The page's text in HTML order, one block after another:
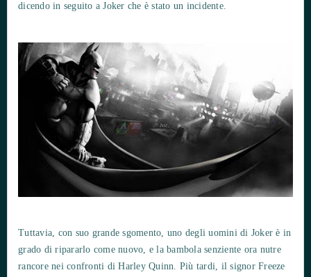
dicendo in seguito a Joker che è stato un incidente.
Tuttavia, con suo grande sgomento, uno degli uomini di Joker è in
grado di ripararlo come nuovo, e la bambola senziente ora nutre
rancore nei confronti di Harley Quinn. Più tardi, il signor Freeze